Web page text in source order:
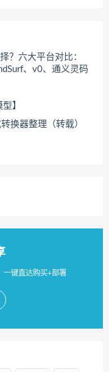
？六大平台对比：
、v0、通义灵码
】
换器整理（转载）
一键直达购买+部署